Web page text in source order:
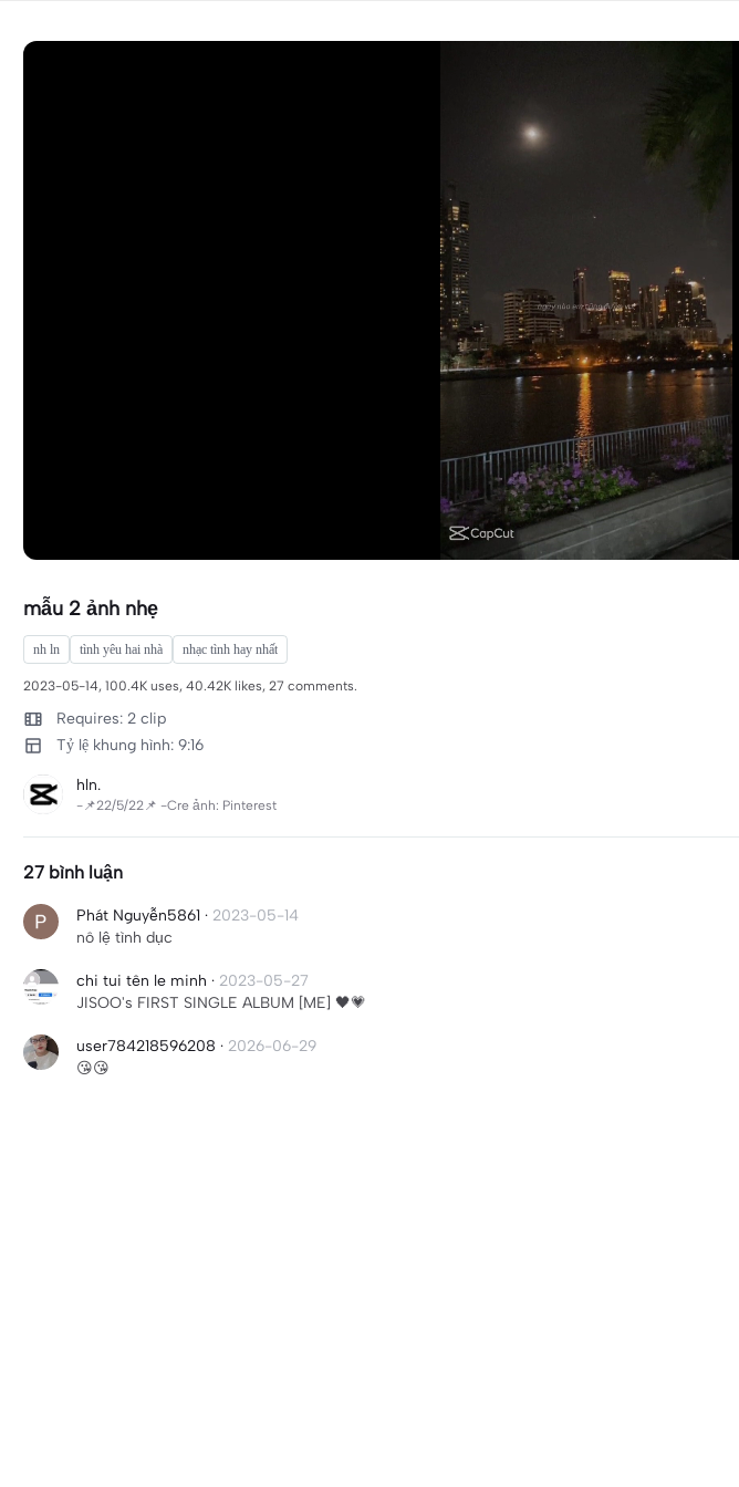
mẫu 2 ảnh nhẹ
nh ln tình yêu hai nhà nhạc tình hay nhất
2023-05-14, 100.4K uses, 40.42K likes, 27 comments.
Requires: 2 clip
Tỷ lệ khung hình: 9:16
hln.
-📌22/5/22📌 -Cre ảnh: Pinterest
27 bình luận
Phát Nguyễn5861 · 2023-05-14
nô lệ tình dục
chi tui tên le minh · 2023-05-27
JISOO's FIRST SINGLE ALBUM [ME] 🖤💗
user784218596208 · 2026-06-29
😘😘